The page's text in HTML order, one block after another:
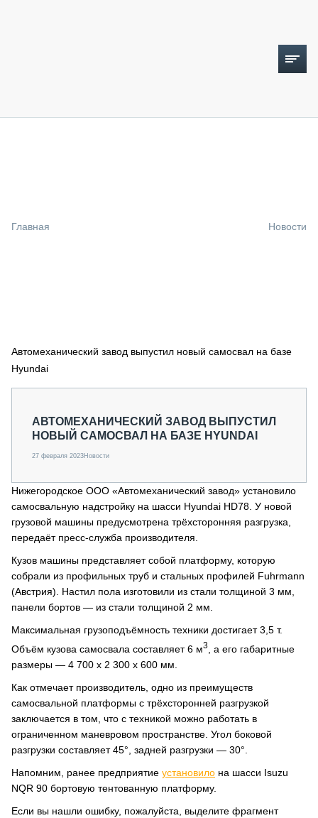
СПЕЦПРОЕКТЫ
МЕРОПРИЯТИЯ
СТАТЬИ ПО КАТЕГОРИЯМ ТЕХНИКИ
Главная Новости
Автомеханический завод выпустил новый самосвал на базе
Hyundai
АВТОМЕХАНИЧЕСКИЙ ЗАВОД ВЫПУСТИЛ
НОВЫЙ САМОСВАЛ НА БАЗЕ HYUNDAI
27 февраля 2023Новости
Нижегородское ООО «Автомеханический завод» установило
самосвальную надстройку на шасси Hyundai HD78. У новой
грузовой машины предусмотрена трёхсторонняя разгрузка,
передаёт пресс-служба производителя.
Кузов машины представляет собой платформу, которую
собрали из профильных труб и стальных профилей Fuhrmann
(Австрия). Настил пола изготовили из стали толщиной 3 мм,
панели бортов — из стали толщиной 2 мм.
Максимальная грузоподъёмность техники достигает 3,5 т.
Объём кузова самосвала составляет 6 м3
, а его габаритные
размеры — 4 700 х 2 300 х 600 мм.
Как отмечает производитель, одно из преимуществ
самосвальной платформы с трёхсторонней разгрузкой
заключается в том, что с техникой можно работать в
ограниченном маневровом пространстве. Угол боковой
разгрузки составляет 45°, задней разгрузки — 30°.
Напомним, ранее предприятие установило на шасси Isuzu
NQR 90 бортовую тентованную платформу.
Если вы нашли ошибку, пожалуйста, выделите фрагмент